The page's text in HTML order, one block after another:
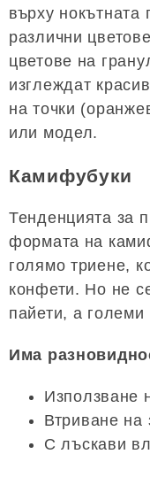
върху нокътната
различни
цветове на
изглеждат
на точки
или модел.
Камифубуки
Тенденцията за
формата на
голямо триене,
конфети. Но не
пайети, а големи
Има
Използване
Втриване на
С лъскави